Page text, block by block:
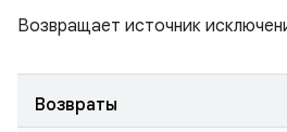
Возвращает источник
Возвраты